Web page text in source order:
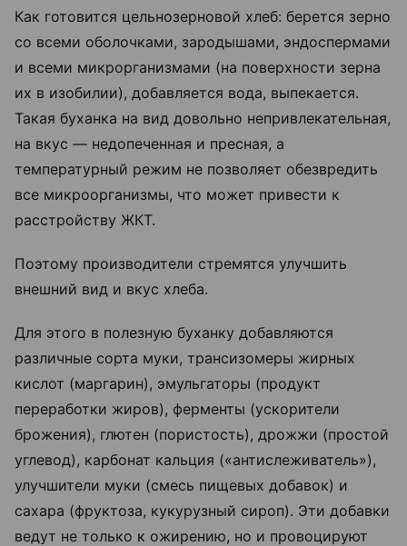
Как готовится цельнозерновой хлеб: берется зерно
со всеми оболочками, зародышами, эндоспермами
и всеми микрорганизмами (на поверхности зерна
их в изобилии), добавляется вода, выпекается.
Такая буханка на вид довольно непривлекательная,
на вкус — недопеченная и пресная, а
температурный режим не позволяет обезвредить
все микроорганизмы, что может привести к
расстройству ЖКТ.
Поэтому производители стремятся улучшить
внешний вид и вкус хлеба.
Для этого в полезную буханку добавляются
различные сорта муки, трансизомеры жирных
кислот (маргарин), эмульгаторы (продукт
переработки жиров), ферменты (ускорители
брожения), глютен (пористость), дрожжи (простой
углевод), карбонат кальция («антислеживатель»),
улучшители муки (смесь пищевых добавок) и
сахара (фруктоза, кукурузный сироп). Эти добавки
ведут не только к ожирению, но и провоцируют